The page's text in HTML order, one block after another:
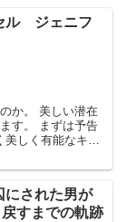
ル ジェニフ
か。 美しい潜在
す。 まずは予告
美しく有能なキャ
にされた男が
すまでの軌跡